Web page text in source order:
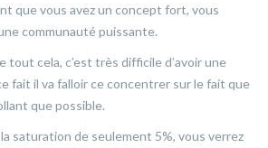
que vous avez un concept fort, vous
communauté puissante.
tout cela, c’est très difficile d’avoir une
fait il va falloir ce concentrer sur le fait que
que possible.
saturation de seulement 5%, vous verrez